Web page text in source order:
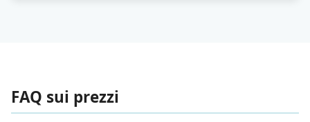
FAQ sui prezzi